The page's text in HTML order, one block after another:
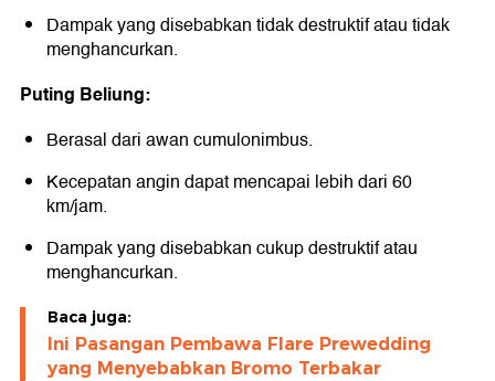
Dampak yang disebabkan tidak destruktif atau tidak
menghancurkan.
Puting Beliung:
Berasal dari awan cumulonimbus.
Kecepatan angin dapat mencapai lebih dari 60
km/jam.
Dampak yang disebabkan cukup destruktif atau
menghancurkan.
Baca juga:
Ini Pasangan Pembawa Flare Prewedding
yang Menyebabkan Bromo Terbakar